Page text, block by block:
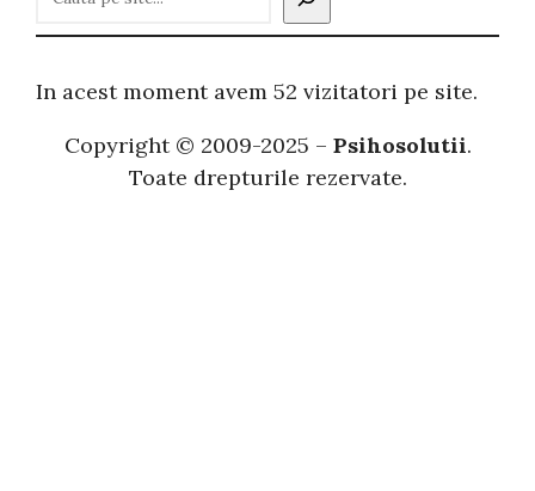
t
In acest moment avem 52 vizitatori pe site.
Copyright © 2009-2025 – Psihosolutii.
Toate drepturile rezervate.